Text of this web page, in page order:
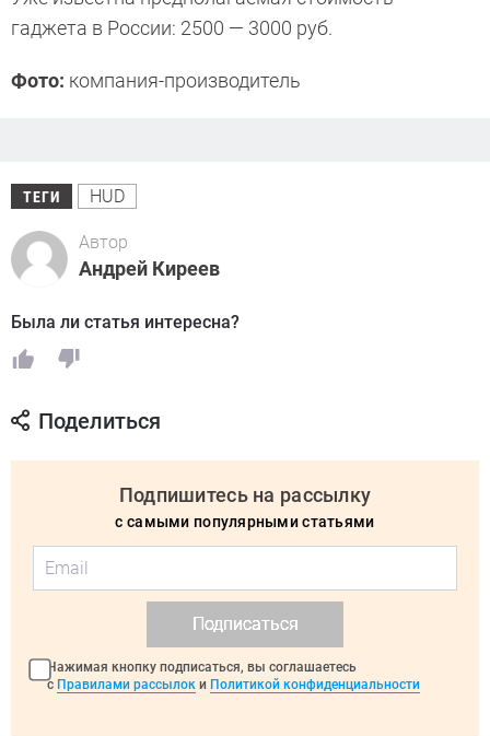
гаджета в России: 2500 — 3000 руб.
Фото: компания-производитель
ТЕГИ HUD
Автор
Андрей Киреев
Была ли статья интересна?
Поделиться
Подпишитесь на рассылку
с самыми популярными статьями
Подписаться
Нажимая кнопку подписаться, вы соглашаетесь
с Правилами рассылок и Политикой конфиденциальности